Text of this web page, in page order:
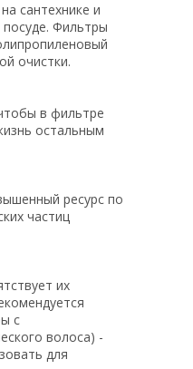
сантехнике и
Фильтры
очистки.
в фильтре
остальным
ресурс по
частиц
их
с
волоса) -
для